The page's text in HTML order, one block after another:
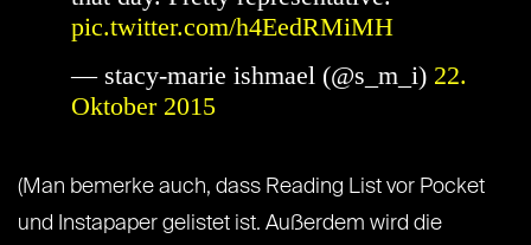
pic.twitter.com/h4EedRMiMH
— stacy-marie ishmael (@s_m_i) 22.
Oktober 2015
(Man bemerke auch, dass Reading List vor Pocket
und Instapaper gelistet ist. Außerdem wird die